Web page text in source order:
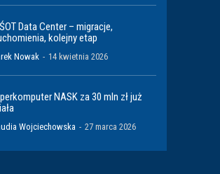
Data Center – migracje,
kolejny etap
Nowak - 14 kwietnia 2026
NASK za 30 mln zł już
Wojciechowska - 27 marca 2026